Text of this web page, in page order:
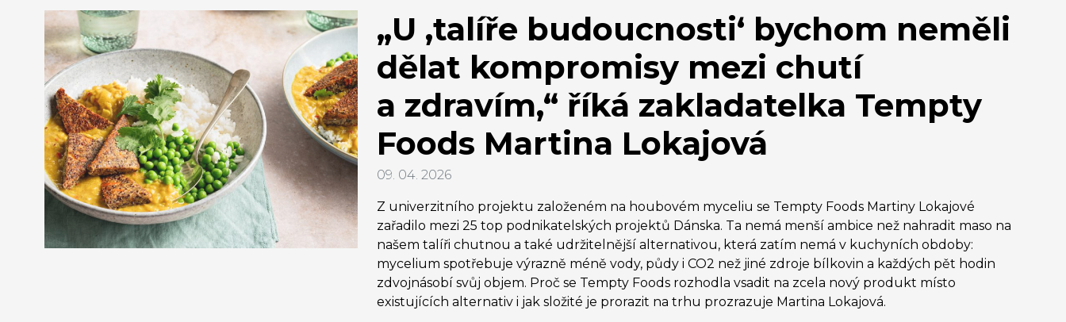
„U ‚talíře budoucnosti‘ bychom neměli
dělat kompromisy mezi chutí
a zdravím,“ říká zakladatelka Tempty
Foods Martina Lokajová
09. 04. 2026
Z univerzitního projektu založeném na houbovém myceliu se Tempty Foods Martiny Lokajové
zařadilo mezi 25 top podnikatelských projektů Dánska. Ta nemá menší ambice než nahradit maso na
našem talíři chutnou a také udržitelnější alternativou, která zatím nemá v kuchyních obdoby:
mycelium spotřebuje výrazně méně vody, půdy i CO2 než jiné zdroje bílkovin a každých pět hodin
zdvojnásobí svůj objem. Proč se Tempty Foods rozhodla vsadit na zcela nový produkt místo
existujících alternativ i jak složité je prorazit na trhu prozrazuje Martina Lokajová.